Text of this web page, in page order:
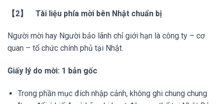
【2】 Tài liệu phía mời bên Nhật chuẩn bị
Người mời hay Người bảo lãnh chỉ giới hạn là công ty – cơ
quan – tổ chức chính phủ tại Nhật.
Giấy lý do mời: 1 bản gốc
Trong phần mục đích nhập cảnh, không ghi chung chung